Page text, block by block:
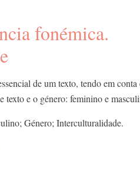
fonémica.
de um texto, tendo em
texto e o género: feminino e
Género; Interculturalidade.